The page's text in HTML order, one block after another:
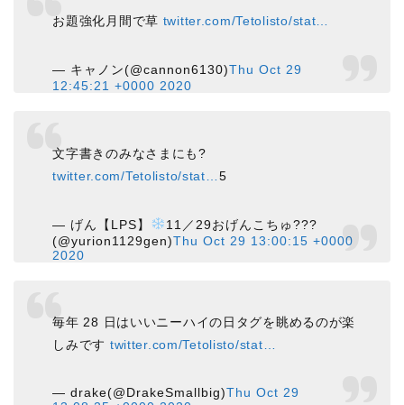
お題強化月間で草 twitter.com/Tetolisto/stat…
— キャノン(@cannon6130)Thu Oct 29
12:45:21 +0000 2020
文字書きのみなさまにも?
twitter.com/Tetolisto/stat… 5
— げん【LPS】
11／29おげんこちゅ???
(@yurion1129gen)Thu Oct 29 13:00:15 +0000
2020
毎年 28 日はいいニーハイの日タグを眺めるのが楽
しみです twitter.com/Tetolisto/stat…
— drake(@DrakeSmallbig)Thu Oct 29